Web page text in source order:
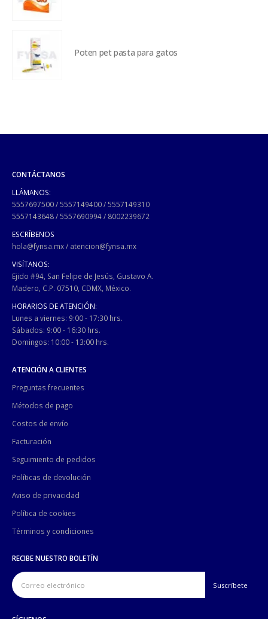
Poten pet pasta para gatos
CONTÁCTANOS
LLÁMANOS:
5557697500/5557149400/5557149310
5557143648/5557690994/ 8002239672
ESCRÍBENOS
hola@fynsa.mx/ atencion@fynsa.mx
VISÍTANOS:
Ejido #94, San Felipe de Jesús, Gustavo A.
Madero, C.P. 07510, CDMX, México.
HORARIOS DE ATENCIÓN:
Lunes a viernes: 9:00 - 17:30 hrs.
Sábados: 9:00 - 16:30 hrs.
Domingos: 10:00 - 13:00 hrs.
ATENCIÓN A CLIENTES
Preguntas frecuentes
Métodos de pago
Costos de envío
Facturación
Seguimiento de pedidos
Políticas de devolución
Aviso de privacidad
Política de cookies
Términos y condiciones
RECIBE NUESTRO BOLETÍN